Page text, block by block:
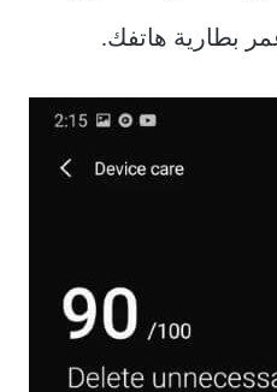
بطارية هاتفك.